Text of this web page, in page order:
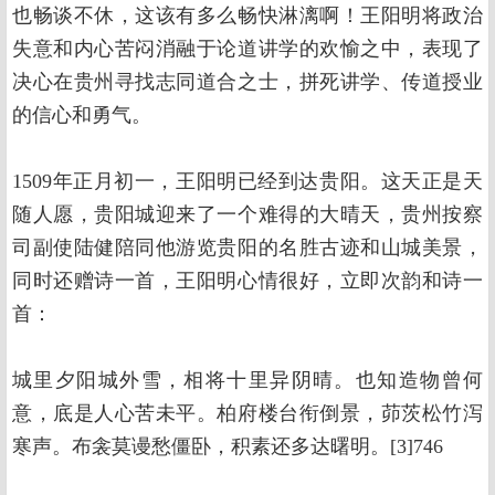
也畅谈不休，这该有多么畅快淋漓啊！王阳明将政治
失意和内心苦闷消融于论道讲学的欢愉之中，表现了
决心在贵州寻找志同道合之士，拼死讲学、传道授业
的信心和勇气。
1509年正月初一，王阳明已经到达贵阳。这天正是天
随人愿，贵阳城迎来了一个难得的大晴天，贵州按察
司副使陆健陪同他游览贵阳的名胜古迹和山城美景，
同时还赠诗一首，王阳明心情很好，立即次韵和诗一
首：
城里夕阳城外雪，相将十里异阴晴。也知造物曾何
意，底是人心苦未平。柏府楼台衔倒景，茆茨松竹泻
寒声。布衾莫谩愁僵卧，积素还多达曙明。[3]746